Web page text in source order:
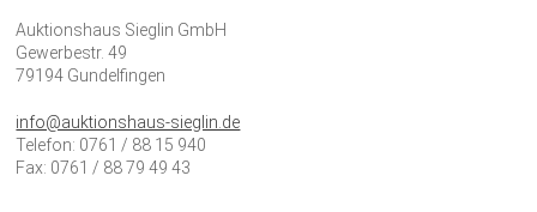
Auktionshaus Sieglin GmbH
Gewerbestr. 49
79194 Gundelfingen
info@auktionshaus-sieglin.de
Telefon: 0761 / 88 15 940
Fax: 0761 / 88 79 49 43